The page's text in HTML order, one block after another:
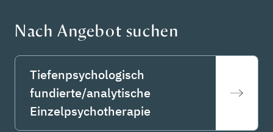
Nach Angebot suchen
Tiefenpsychologisch
fundierte/analytische
Einzelpsychotherapie